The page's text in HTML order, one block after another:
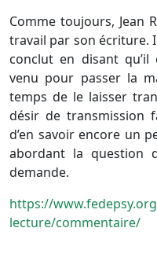
Comme toujours, Jean
travail par son écriture.
conclut en disant
venu pour passer la
temps de le laisser
désir de transmission
d’en savoir encore un
abordant la question
demande.
https://
lecture/commentaire/